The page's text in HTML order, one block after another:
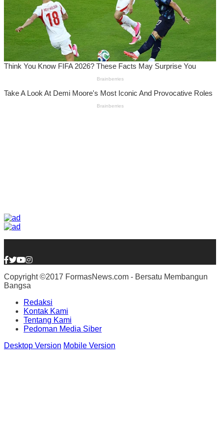
Copyright ©2017 FormasNews.com - Bersatu Membangun
Bangsa
Redaksi
Kontak Kami
Tentang Kami
Pedoman Media Siber
Desktop Version Mobile Version